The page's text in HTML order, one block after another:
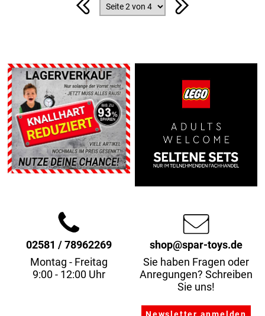
02581 / 78962269
Montag - Freitag
9:00 - 12:00 Uhr
shop@spar-toys.de
Sie haben Fragen oder
Anregungen? Schreiben
Sie uns!